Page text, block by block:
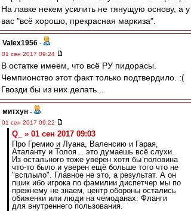
На лавке некем усилить не тянущую основу, а у
вас "всё хорошо, прекрасная маркиза".
Valex1956 -
01 сен 2017 09:24
В остатке имеем, что всё РУ пидорасы.
Чемпионство этот факт только подтвердило. :(
Гвозди бы из них делать...
митхун -
01 сен 2017 09:22
Q_ » 01 сен 2017 09:03
Про Гремио и Луана, Валенсию и Гарая,
Аталанту и Толоя .. это думаешь всё слухи.
Из остального тоже уверен хотя бы половина
что-то было и уверен ещё больше того что не
"всплыло". Главное не это, а результат. А он
пшик ибо игрока по фамилии диспетчер мы по
прежнему не знаем, центр обороны остались
обиженки или люди на чемоданах. Фланги
для внутреннего пользования.